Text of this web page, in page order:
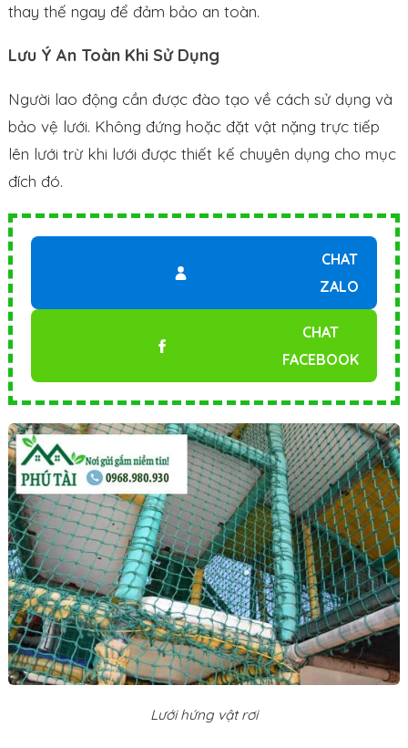
thay thế ngay để đảm bảo an toàn.
Lưu Ý An Toàn Khi Sử Dụng
Người lao động cần được đào tạo về cách sử dụng và
bảo vệ lưới. Không đứng hoặc đặt vật nặng trực tiếp
lên lưới trừ khi lưới được thiết kế chuyên dụng cho mục
đích đó.
CHAT
ZALO
CHAT
FACEBOOK
Lưới hứng vật rơi